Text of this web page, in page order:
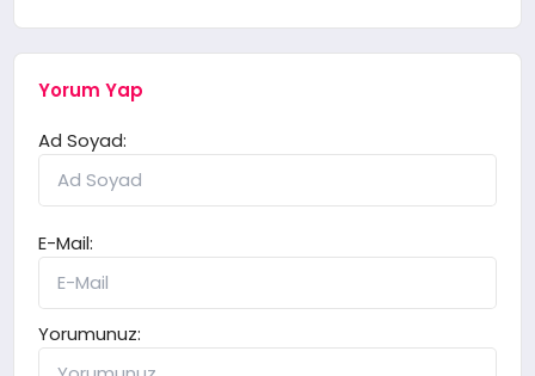
Yorum Yap
Ad Soyad:
E-Mail:
Yorumunuz: